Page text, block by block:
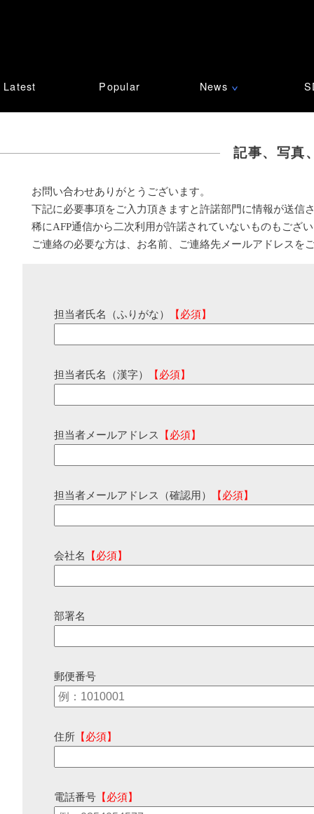
Latest Popular News ∨
記事、写真
お問い合わせありがとうございます。
下記に必要事項をご入力頂きますと許諾部門に情報が送信
稀にAFP通信から二次利用が許諾されていないものもござ
ご連絡の必要な方は、お名前、ご連絡先メールアドレスを
担当者氏名（ふりがな） 【必須】
担当者氏名（漢字） 【必須】
担当者メールアドレス 【必須】
担当者メールアドレス（確認用） 【必須】
会社名 【必須】
部署名
郵便番号
住所 【必須】
電話番号 【必須】